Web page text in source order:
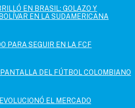
EN BRASIL: GOLAZO Y
EN LA SUDAMERICANA
PARA SEGUIR EN LA FCF
DEL FÚTBOL COLOMBIANO
EL MERCADO